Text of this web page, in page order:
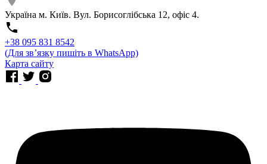
Україна м. Київ. Вул. Борисоглібська 12, офіс 4.
⁨+38 095 831 8542⁩
(Для звʼязку пишіть в WhatsApp)
Карта сайту